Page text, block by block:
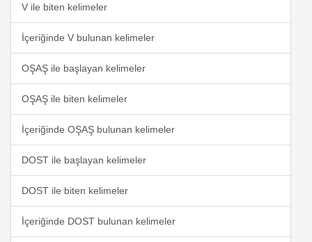
V ile biten kelimeler
İçeriğinde V bulunan kelimeler
OŞAŞ ile başlayan kelimeler
OŞAŞ ile biten kelimeler
İçeriğinde OŞAŞ bulunan kelimeler
DOST ile başlayan kelimeler
DOST ile biten kelimeler
İçeriğinde DOST bulunan kelimeler